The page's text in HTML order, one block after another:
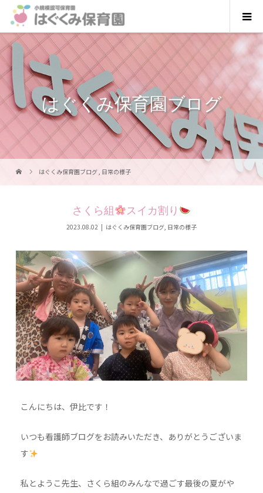
はぐくみ保育園ブログ
はぐくみ保育園ブログ, 日常の様子
さくら組 スイカ割り
2023.08.02 はぐくみ保育園ブログ 日常の様子
こんにちは、伊比です！
いつも看護師ブログをお読みいただき、ありがとうございま
す
私とようこ先生、さくら組のみんなで過ごす最後の夏がや